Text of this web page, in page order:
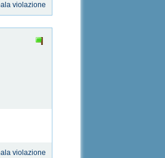
violazione
violazione